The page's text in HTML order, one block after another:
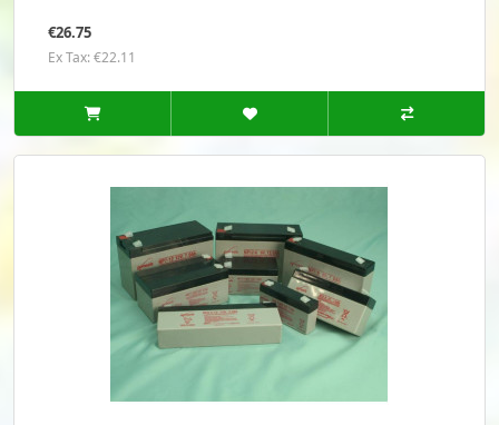
€26.75
Ex Tax: €22.11